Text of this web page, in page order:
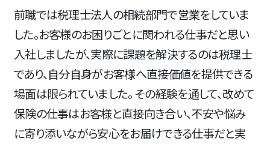
前職では税理士法人の相続部門で営業をしていま
した。お客様のお困りごとに関われる仕事だと思い
入社しましたが、実際に課題を解決するのは税理士
であり、自分自身がお客様へ直接価値を提供できる
場面は限られていました。 その経験を通して、改めて
保険の仕事はお客様と直接向き合い、不安や悩み
に寄り添いながら安心をお届けできる仕事だと実